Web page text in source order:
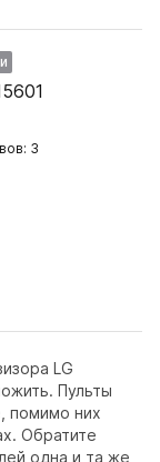
LG
Пульты
помимо них
Обратите
одна и та же
3